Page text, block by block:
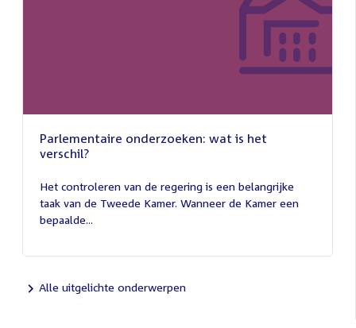
Parlementaire onderzoeken: wat is het
verschil?
juli
2026
Het controleren van de regering is een belangrijke
taak van de Tweede Kamer. Wanneer de Kamer een
bepaalde...
Alle uitgelichte onderwerpen